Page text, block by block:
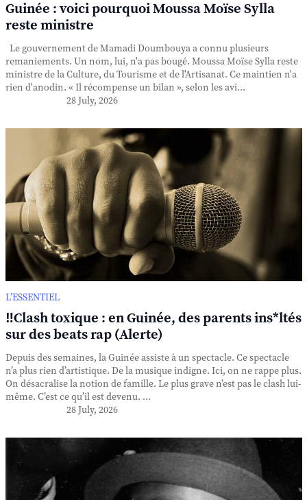
Guinée : voici pourquoi Moussa Moïse Sylla
reste ministre
Le gouvernement de Mamadi Doumbouya a connu plusieurs
remaniements. Un nom, lui, n'a pas bougé. Moussa Moïse Sylla reste
ministre de la Culture, du Tourisme et de l'Artisanat. Ce maintien n'a
rien d'anodin. « Il récompense un bilan », selon les avi...
28 July, 2026
L’ESSENTIEL
‼️Clash toxique : en Guinée, des parents ins*ltés
sur des beats rap (Alerte)
Depuis des semaines, la Guinée assiste à un spectacle. Ce spectacle
n’a plus rien d’artistique. De la musique indigne. Ici, on ne rappe plus.
On désacralise la notion de famille. Le plus grave n’est pas le clash lui-
même. C’est ce qu’il est devenu. ...
28 July, 2026